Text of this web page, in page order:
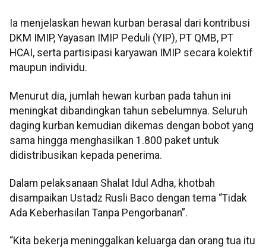
Ia menjelaskan hewan kurban berasal dari kontribusi
DKM IMIP, Yayasan IMIP Peduli (YIP), PT QMB, PT
HCAI, serta partisipasi karyawan IMIP secara kolektif
maupun individu.
Menurut dia, jumlah hewan kurban pada tahun ini
meningkat dibandingkan tahun sebelumnya. Seluruh
daging kurban kemudian dikemas dengan bobot yang
sama hingga menghasilkan 1.800 paket untuk
didistribusikan kepada penerima.
Dalam pelaksanaan Shalat Idul Adha, khotbah
disampaikan Ustadz Rusli Baco dengan tema “Tidak
Ada Keberhasilan Tanpa Pengorbanan”.
“Kita bekerja meninggalkan keluarga dan orang tua itu